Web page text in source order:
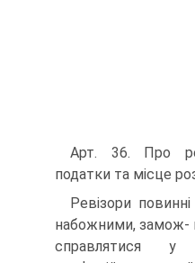
Арт. 36. Про
податки та місце
Ревізори
набожними, замож-
справлятися у